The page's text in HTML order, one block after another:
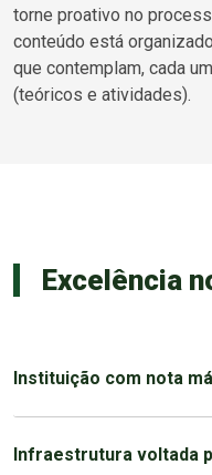
torne proativo no
conteúdo está
que contemplam, cada
(teóricos e atividades).
Excelência
Instituição com nota
Infraestrutura voltada